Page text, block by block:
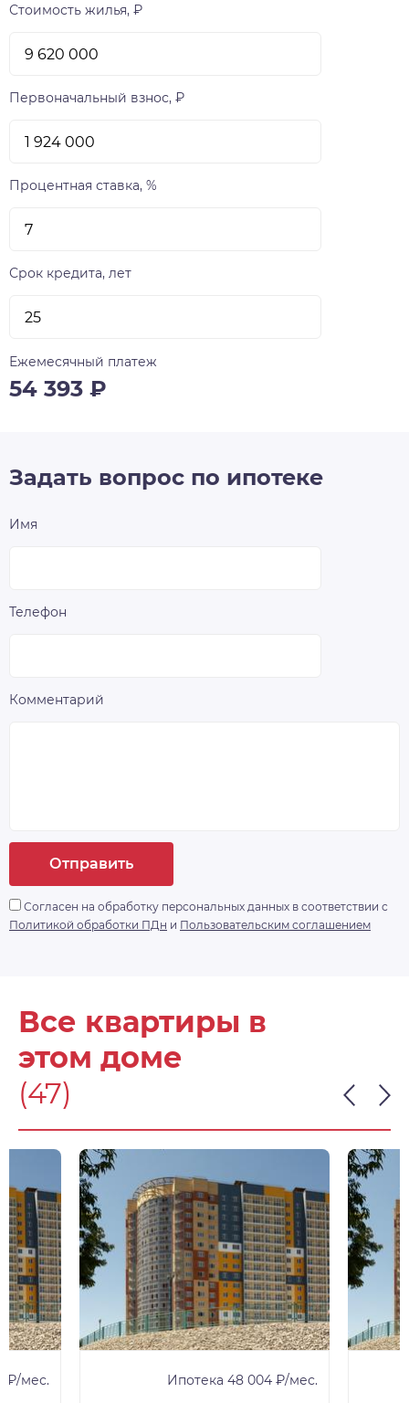
Стоимость жилья, ₽
Первоначальный взнос, ₽
Процентная ставка, %
Срок кредита, лет
Ежемесячный платеж
54 393 ₽
Задать вопрос по ипотеке
Имя
Телефон
Комментарий
Отправить
Согласен на обработку персональных данных в соответствии с
Политикой обработки ПДн и Пользовательским соглашением
Все квартиры в
этом доме
(47)
₽/мес.
Ипотека 48 004 ₽/мес.